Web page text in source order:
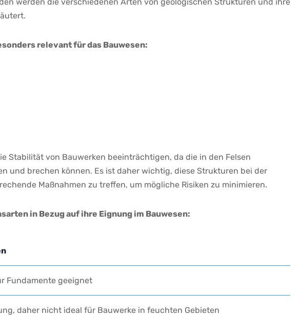
​werden die verschiedenen Arten von geologischen Strukturen und ihre
relevant für das Bauwesen:
Stabilität​ von Bauwerken beeinträchtigen,​ da die⁣ in⁤ den Felsen
und‍ brechen können. Es ‍ist daher wichtig, diese Strukturen bei der
Maßnahmen⁤ zu treffen, um mögliche Risiken‌ zu ‍minimieren.
‍in ‍Bezug auf ihre Eignung im Bauwesen:
Fundamente geeignet
daher nicht ⁢ideal für Bauwerke in ​feuchten Gebieten